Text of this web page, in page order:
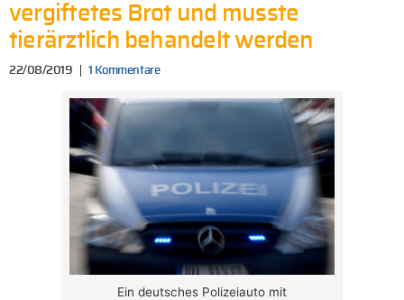
vergiftetes Brot und musste
tierärztlich behandelt werden
22/08/2019 1 Kommentare
Ein deutsches Polizeiauto mit